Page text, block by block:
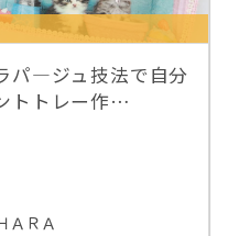
パ―ジュ技法で自分
トトレー作…
ＡＲＡ